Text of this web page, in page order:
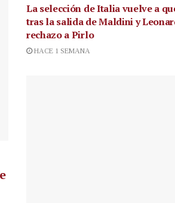
La selección de Italia vuelve a
tras la salida de Maldini y
rechazo a Pirlo
HACE 1 SEMANA